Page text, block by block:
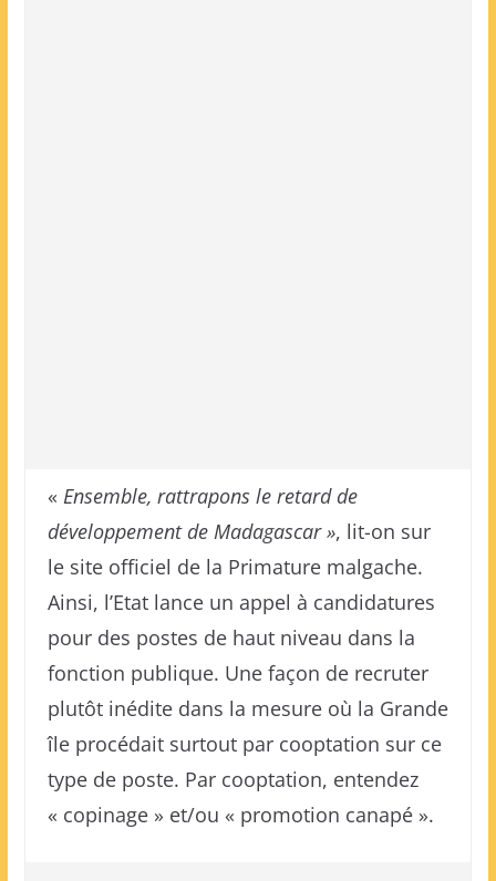
« Ensemble, rattrapons le retard de
développement de Madagascar », lit-on sur
le site officiel de la Primature malgache.
Ainsi, l’Etat lance un appel à candidatures
pour des postes de haut niveau dans la
fonction publique. Une façon de recruter
plutôt inédite dans la mesure où la Grande
île procédait surtout par cooptation sur ce
type de poste. Par cooptation, entendez
« copinage » et/ou « promotion canapé ».